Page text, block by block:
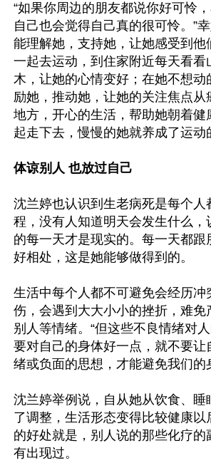
“如果你周边的朋友都说你好可怜
自己也会觉得自己真的很可怜。”
能理解她，支持她，让她感受到他
一起去运动，到住家附近每天看看
木，让她的心情变好；在她不想动
励她，推动她，让她的关注焦点从
地方，开心的生活，帮助她朝着健
起走下去，慢慢的她就养成了运动
体谅别人 也放过自己
沈兰婷也认识到生老病死是每个人
程，没有人知道明天会发生什么，
的每一天才是现实的。每一天都跟
好相处，这是她能够做得到的。
生活中每个人都不可避免会经历冲
伤，会遇到大大小小的挫折，难免
别人等情绪。“但这些不良情绪对人
要对自己的身体好一点，就不要让
绪或负面的思想，才能避免我们的
沈兰婷举例说，自从她从饮食、睡
了调整，生活形态变得比较健康以
的好处就是，别人说的那些化疗的
有出现过。